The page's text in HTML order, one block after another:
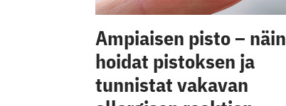
Ampiaisen pisto – näin
hoidat pistoksen ja
tunnistat vakavan